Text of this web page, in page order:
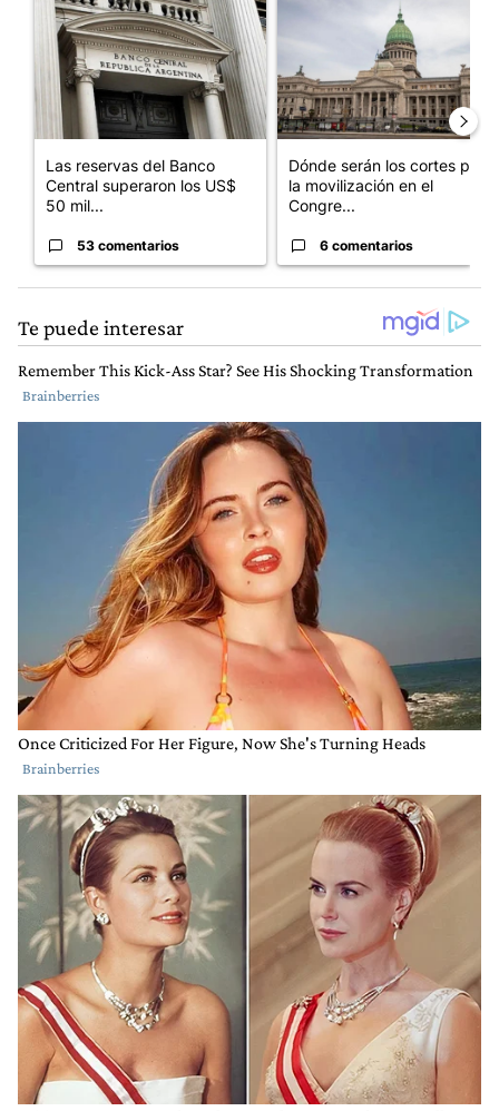
Las reservas del Banco
Central superaron los US$
50 mil...
53 comentarios
Dónde serán los cortes por
la movilización en el
Congre...
6 comentarios